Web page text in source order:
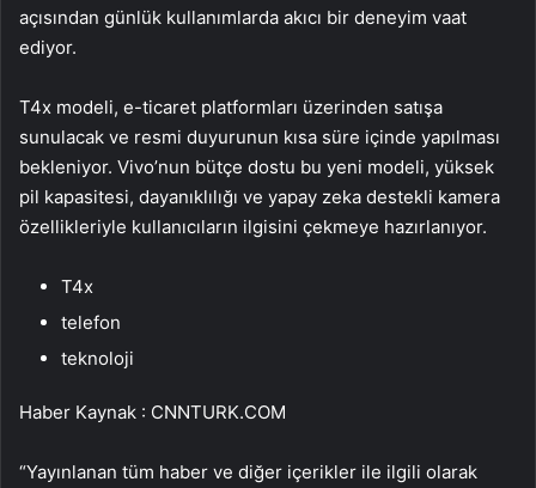
açısından günlük kullanımlarda akıcı bir deneyim vaat
ediyor.
T4x modeli, e-ticaret platformları üzerinden satışa
sunulacak ve resmi duyurunun kısa süre içinde yapılması
bekleniyor. Vivo’nun bütçe dostu bu yeni modeli, yüksek
pil kapasitesi, dayanıklılığı ve yapay zeka destekli kamera
özellikleriyle kullanıcıların ilgisini çekmeye hazırlanıyor.
T4x
telefon
teknoloji
Haber Kaynak : CNNTURK.COM
“Yayınlanan tüm haber ve diğer içerikler ile ilgili olarak